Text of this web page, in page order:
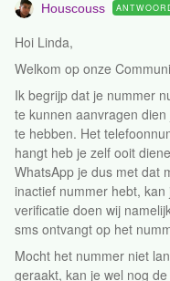
Houscouss
Hoi Linda,
Welkom op onze
Ik begrijp dat je nummer
te kunnen aanvragen
te hebben. Het
hangt heb je zelf ooit
WhatsApp je dus met dat
inactief nummer hebt,
verificatie doen wij
sms ontvangt op het
Mocht het nummer niet
geraakt, kan je wel nog